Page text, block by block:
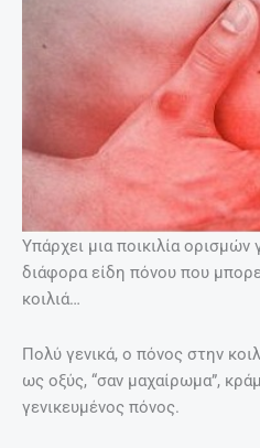
Υπάρχει μια ποικιλία ορισμών
διάφορα είδη πόνου που
κοιλιά…
Πολύ γενικά, ο πόνος στην
ως οξύς, “σαν μαχαίρωμα”,
γενικευμένος πόνος.